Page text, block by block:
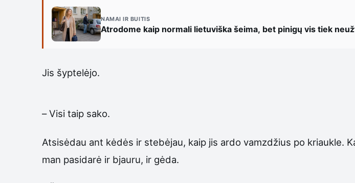
NAMAI IR BUITIS
Atrodome kaip normali lietuviška šeima, bet pinigų vis tiek
Jis šyptelėjo.
– Visi taip sako.
Atsisėdau ant kėdės ir stebėjau, kaip jis ardo vamzdžius po kriaukle.
man pasidarė ir bjauru, ir gėda.